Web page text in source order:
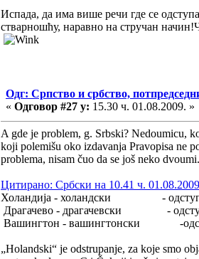
Испада, да има више речи где се
стварношћу, наравно на стручан
Одг: Српство и србство,
« Одговор #27 у: 15.30 ч. 01.08.2009. »
A gde je problem, g. Srbski? Nedoumicu,
koji polemišu oko izdavanja Pravopisa ne
problema, nisam čuo da se još neko
Цитирано: Србски на 10.41 ч.
Холандија - холандски -
Драгачево - драгачевски -
Вашингтон - вашингтонски -
„Holandski“ je odstrupanje, za koje smo